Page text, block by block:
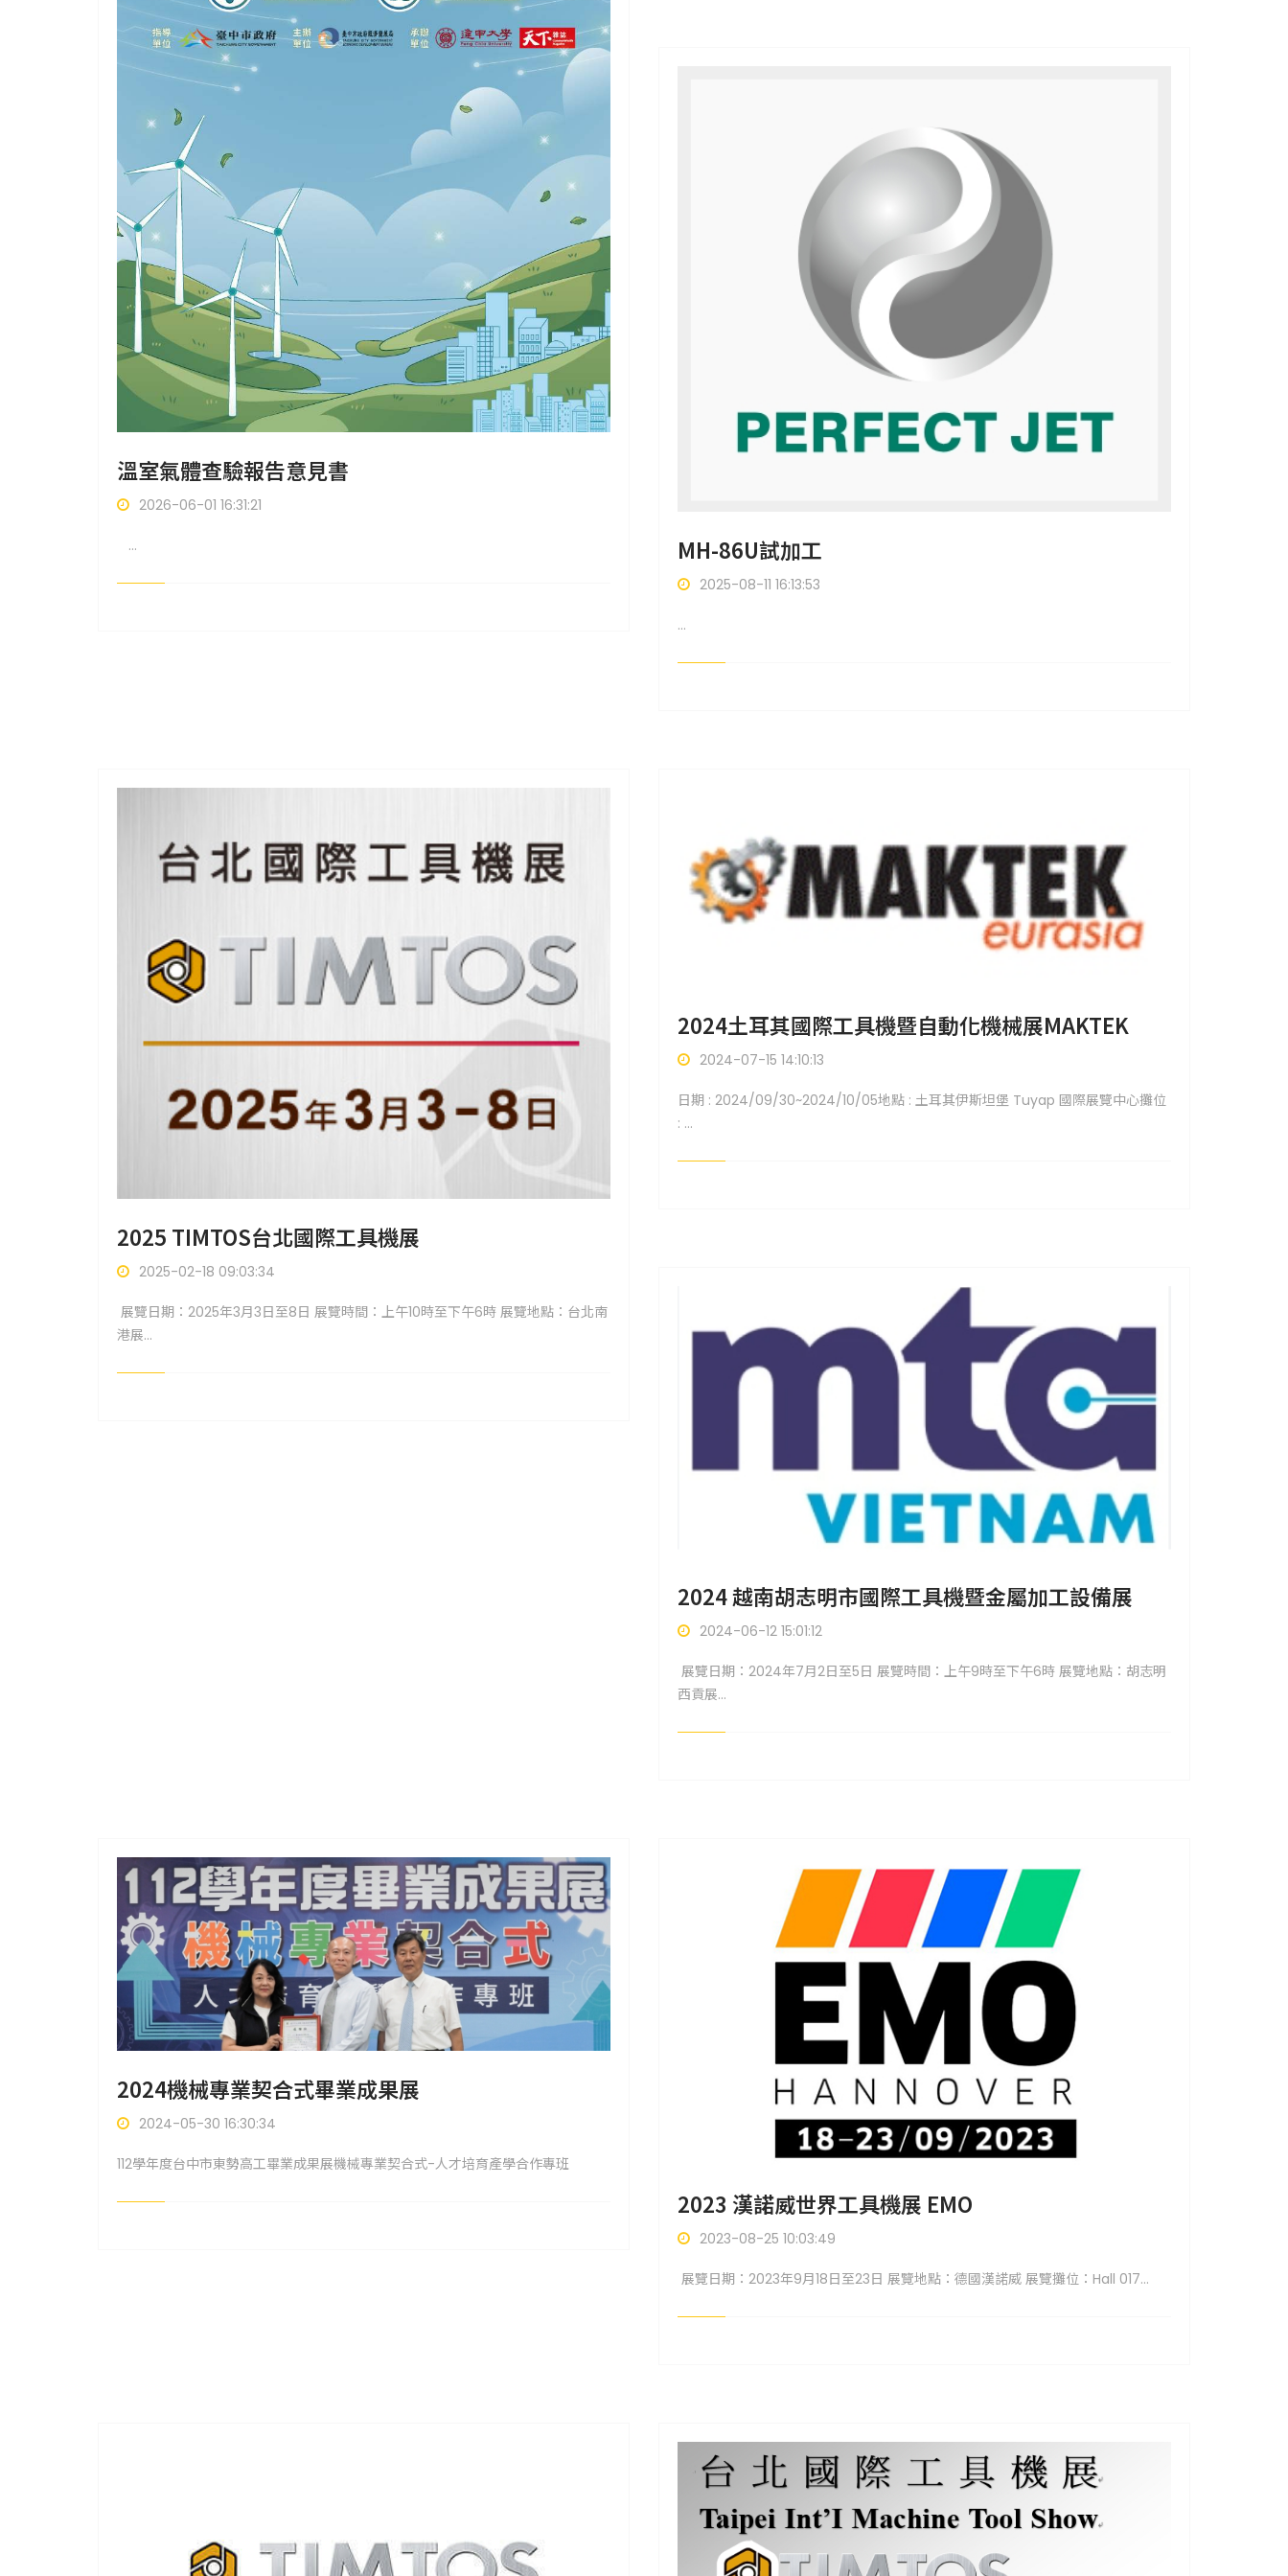
溫室氣體查驗報告意見書
2026-06-01 16:31:21
... MH-86U試加工
2025-08-11 16:13:53
...
2025 TIMTOS台北國際工具機展
2025-02-18 09:03:34
展覽日期：2025年3月3日至8日 展覽時間：上午10時至下午6時 展覽地點：台北南
港展...
2024土耳其國際工具機暨自動化機械展MAKTEK
2024-07-15 14:10:13
日期 : 2024/09/30~2024/10/05地點 : 土耳其伊斯坦堡 Tuyap 國際展覽中心攤位
: ...
2024 越南胡志明市國際工具機暨金屬加工設備展
2024-06-12 15:01:12
展覽日期：2024年7月2日至5日 展覽時間：上午9時至下午6時 展覽地點：胡志明
西貢展...
2024機械專業契合式畢業成果展
2024-05-30 16:30:34
112學年度台中市東勢高工畢業成果展機械專業契合式-人才培育產學合作專班
2023 漢諾威世界工具機展 EMO
2023-08-25 10:03:49
展覽日期：2023年9月18日至23日 展覽地點：德國漢諾威 展覽攤位：Hall 017...